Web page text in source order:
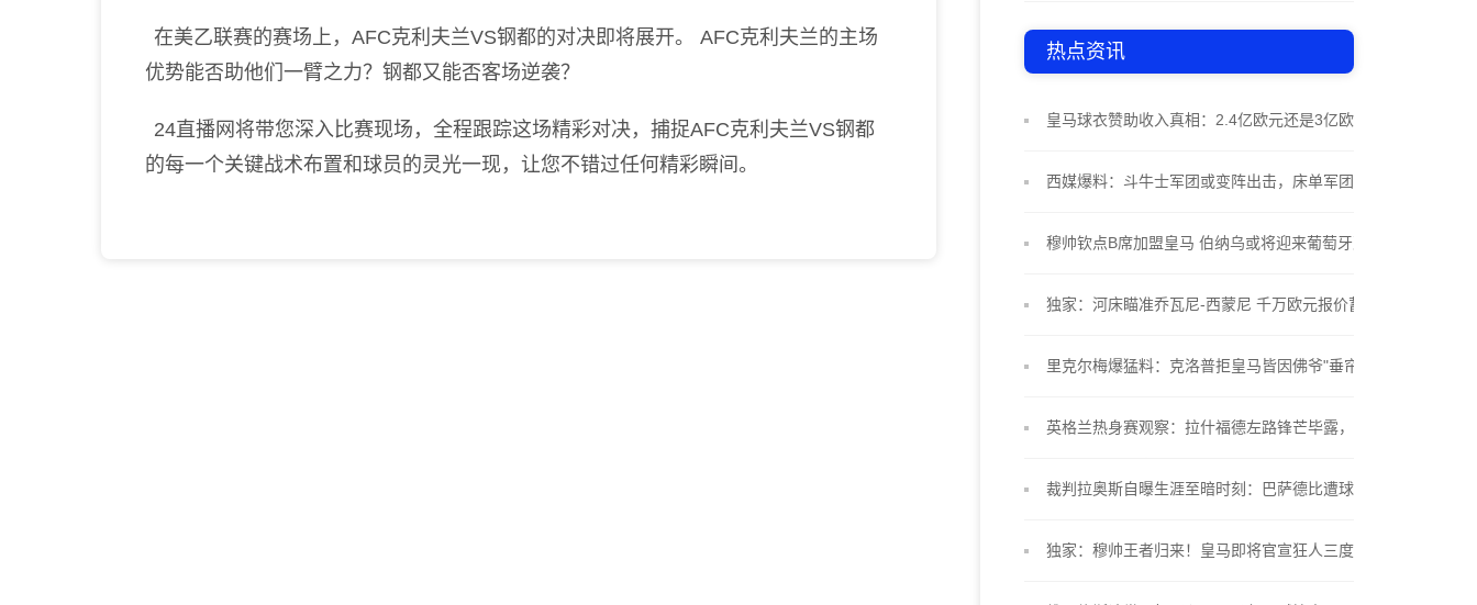
在美乙联赛的赛场上，AFC克利夫兰VS钢都的对决即将展开。 AFC克利夫兰的主场
优势能否助他们一臂之力？钢都又能否客场逆袭？
24直播网将带您深入比赛现场，全程跟踪这场精彩对决，捕捉AFC克利夫兰VS钢都
的每一个关键战术布置和球员的灵光一现，让您不错过任何精彩瞬间。
热点资讯
皇马球衣赞助收入真相：2.4亿欧元还是3亿欧元？
西媒爆料：斗牛士军团或变阵出击，床单军团锁定"小
穆帅钦点B席加盟皇马 伯纳乌或将迎来葡萄牙双星联
独家：河床瞄准乔瓦尼-西蒙尼 千万欧元报价蓄势待
里克尔梅爆猛料：克洛普拒皇马皆因佛爷"垂帘听政"
英格兰热身赛观察：拉什福德左路锋芒毕露，贝林厄
裁判拉奥斯自曝生涯至暗时刻：巴萨德比遭球员言语
独家：穆帅王者归来！皇马即将官宣狂人三度执掌银